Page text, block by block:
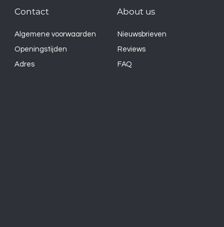
About us
Nieuwsbrieven
Reviews
FAQ
Contact
Algemene voorwaarden
Openingstijden
Adres